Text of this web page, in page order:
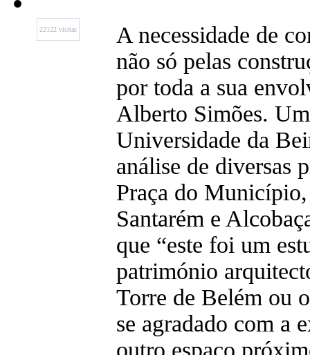
22122 visitas
A necessidade de
não só pelas
por toda a sua
Alberto Simões.
Universidade da
análise de diversas
Praça do
Santarém e
que “este foi um
património
Torre de Belém ou
se agradado com a
outro espaço